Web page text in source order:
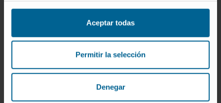
Aceptar todas
Permitir la selección
Denegar
subtipo de laringoscopia directa: la que se
realiza en suspensión bajo anestesia general
con un microscopio operatorio. Pero la
laringoscopia directa incluye también la
fibroscopia flexible y la telelaringoscopia